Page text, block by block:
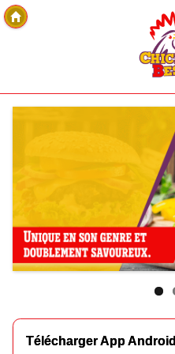
Télécharger App Android
Copyright Des-click